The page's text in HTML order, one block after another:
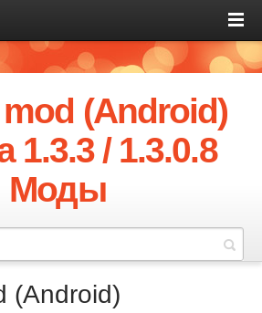
(Android)
1.3.3 / 1.3.0.8
Моды
(Android)